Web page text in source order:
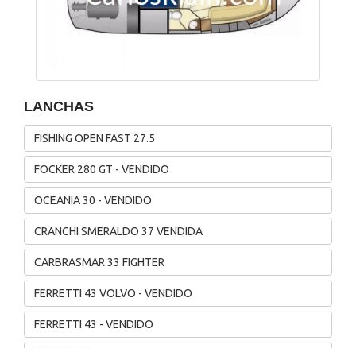
LANCHAS
FISHING OPEN FAST 27.5
FOCKER 280 GT - VENDIDO
OCEANIA 30 - VENDIDO
CRANCHI SMERALDO 37 VENDIDA
CARBRASMAR 33 FIGHTER
FERRETTI 43 VOLVO - VENDIDO
FERRETTI 43 - VENDIDO